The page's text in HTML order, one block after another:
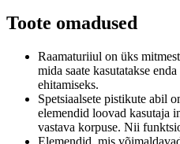
Toote omadused
Raamaturiiul on üks
mida saate kasutatakse
ehitamiseks.
Spetsiaalsete pistikute abil
elemendid loovad kasutaja
vastava korpuse. Nii
Elemendid, mis